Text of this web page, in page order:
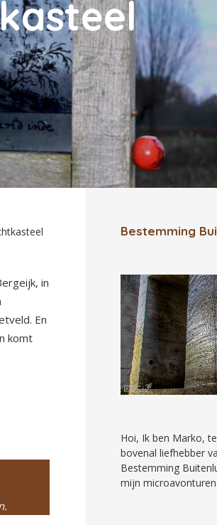
in
En
komt
Bestemming
Hoi, Ik ben Marko,
bovenal liefhebber
Bestemming
mijn